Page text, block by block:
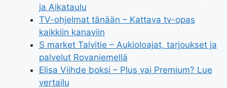
ja Aikataulu
TV-ohjelmat tänään – Kattava tv-opas
kaikkiin kanaviin
S market Talvitie – Aukioloajat, tarjoukset ja
palvelut Rovaniemellä
Elisa Viihde boksi – Plus vai Premium? Lue
vertailu